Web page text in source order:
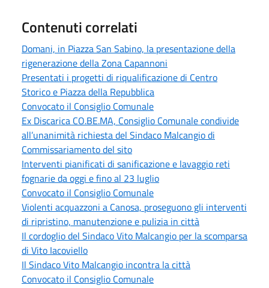
Contenuti correlati
Domani, in Piazza San Sabino, la presentazione della
rigenerazione della Zona Capannoni
Presentati i progetti di riqualificazione di Centro
Storico e Piazza della Repubblica
Convocato il Consiglio Comunale
Ex Discarica CO.BE.MA, Consiglio Comunale condivide
all’unanimità richiesta del Sindaco Malcangio di
Commissariamento del sito
Interventi pianificati di sanificazione e lavaggio reti
fognarie da oggi e fino al 23 luglio
Convocato il Consiglio Comunale
Violenti acquazzoni a Canosa, proseguono gli interventi
di ripristino, manutenzione e pulizia in città
Il cordoglio del Sindaco Vito Malcangio per la scomparsa
di Vito Iacoviello
Il Sindaco Vito Malcangio incontra la città
Convocato il Consiglio Comunale